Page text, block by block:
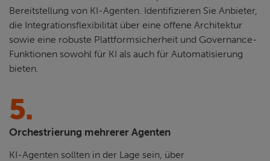
Bereitstellung von KI-Agenten. Identifizieren Sie Anbieter,
die Integrationsflexibilität über eine offene Architektur
sowie eine robuste Plattformsicherheit und Governance-
Funktionen sowohl für KI als auch für Automatisierung
bieten.
5.
Orchestrierung mehrerer Agenten
KI-Agenten sollten in der Lage sein, über